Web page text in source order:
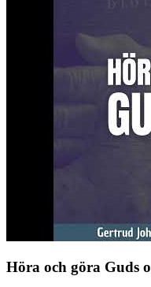
Höra och göra Guds